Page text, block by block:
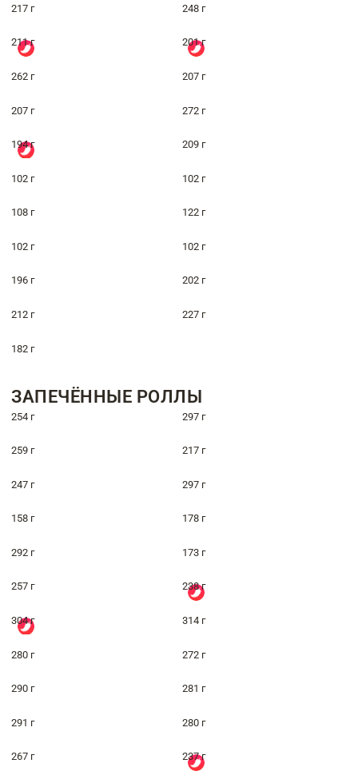
217 г 248 г
211 г 201 г
262 г 207 г
207 г 272 г
194 г 209 г
102 г 102 г
108 г 122 г
102 г 102 г
196 г 202 г
212 г 227 г
182 г
ЗАПЕЧЁННЫЕ РОЛЛЫ
254 г 297 г
259 г 217 г
247 г 297 г
158 г 178 г
292 г 173 г
257 г 238 г
304 г 314 г
280 г 272 г
290 г 281 г
291 г 280 г
267 г 237 г